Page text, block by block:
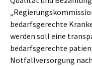
bedarfsgerechte
werden soll eine
bedarfsgerechte
Notfallversorgung